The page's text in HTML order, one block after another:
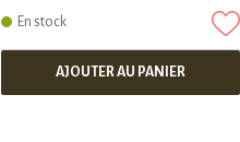
En stock
AJOUTER AU PANIER